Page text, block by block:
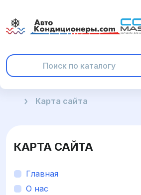
ГлавнаяКарта сайта
КАРТА САЙТА
Главная
О нас